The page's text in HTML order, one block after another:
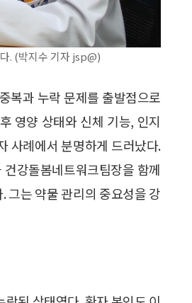
. (박지수 기자 jsp@)
복과 누락 문제를 출발점으로
영양 상태와 신체 기능, 인지
사례에서 분명하게 드러났다.
강돌봄네트워크팀장을 함께
그는 약물 관리의 중요성을 강